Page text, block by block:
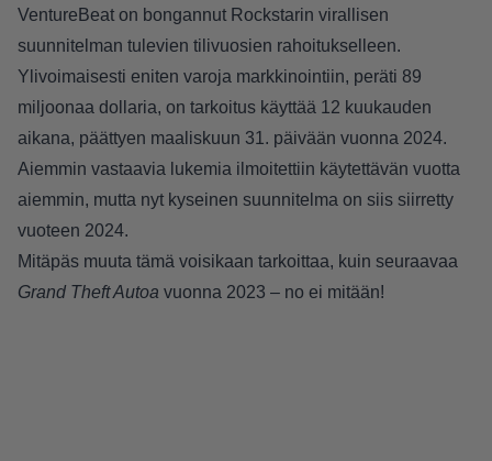
VentureBeat on bongannut Rockstarin virallisen
suunnitelman tulevien tilivuosien rahoitukselleen.
Ylivoimaisesti eniten varoja markkinointiin, peräti 89
miljoonaa dollaria, on tarkoitus käyttää 12 kuukauden
aikana, päättyen maaliskuun 31. päivään vuonna 2024.
Aiemmin vastaavia lukemia ilmoitettiin käytettävän vuotta
aiemmin, mutta nyt kyseinen suunnitelma on siis siirretty
vuoteen 2024.
Mitäpäs muuta tämä voisikaan tarkoittaa, kuin seuraavaa
Grand Theft Autoa vuonna 2023 – no ei mitään!